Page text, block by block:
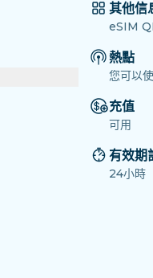
其他信
eSIM
熱點
您可以
充值
可用
有效期
24小時